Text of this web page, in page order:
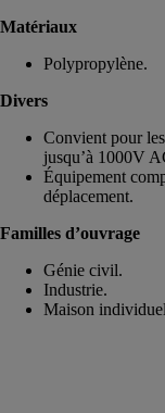
Matériaux
Polypropylène.
Divers
Convient pour
jusqu’à 1000V
Équipement
déplacement.
Familles d’ouvrage
Génie civil.
Industrie.
Maison